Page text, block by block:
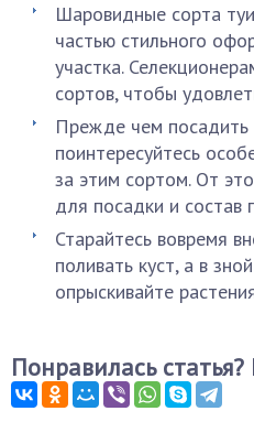
Шаровидные сорта
частью стильного
участка.
сортов, чтобы
Прежде чем посадить
поинтересуйтесь
за этим сортом. От
для посадки и состав
Старайтесь вовремя
поливать куст, а в
опрыскивайте
Понравилась